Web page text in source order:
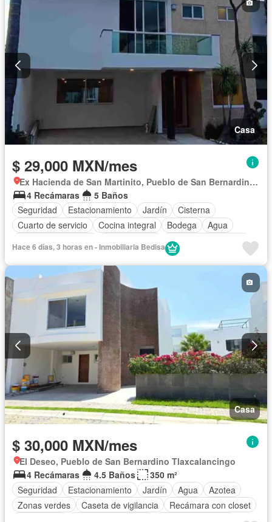
Casa
$ 29,000 MXN/mes
Ex Hacienda de San Martinito, Pueblo de San Bernardino Tlaxcalancingo
4 Recámaras
5 Baños
Seguridad
Estacionamiento Jardín
Cisterna
Cuarto de servicio
Cocina integral Bodega
Agua
Caseta de vigilancia
Vista panorámica
Sin amueblar
Hace 6 días, 3 horas en - Inmobiliaria Bedisa
Casa
$ 30,000 MXN/mes
El Deseo, Pueblo de San Bernardino Tlaxcalancingo
4 Recámaras
4.5 Baños
350 m²
Seguridad
Estacionamiento Jardín Agua
Azotea
Zonas verdes
Caseta de vigilancia
Recámara con closet